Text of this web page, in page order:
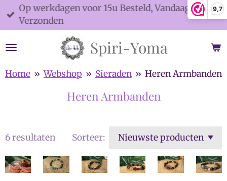
9,7
Ga
direct
de
Spiri-Yoma
Op werkdagen voor 15u Besteld, Vandaag
Verzonden
Home » Webshop » Sieraden » Heren Armbanden
Heren Armbanden
6 resultaten Sorteer: